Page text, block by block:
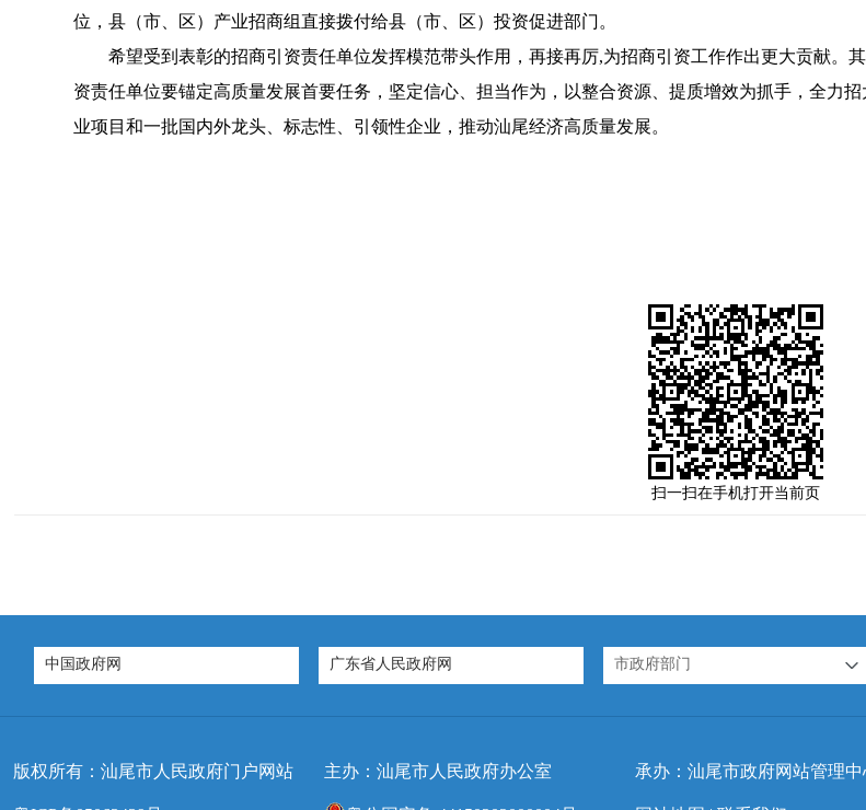
位，县（市、区）产业招商组直接拨付给县（市、区）投资促进部门。
希望受到表彰的招商引资责任单位发挥模范带头作用，再接再厉,为招商引资工作作出更大贡献。
资责任单位要锚定高质量发展首要任务，坚定信心、担当作为，以整合资源、提质增效为抓手，全力
业项目和一批国内外龙头、标志性、引领性企业，推动汕尾经济高质量发展。
扫一扫在手机打开当前页
中国政府网 广东省人民政府网 市政府部门
版权所有：汕尾市人民政府门户网站 主办：汕尾市人民政府办公室 承办：汕尾市政府网站管理中